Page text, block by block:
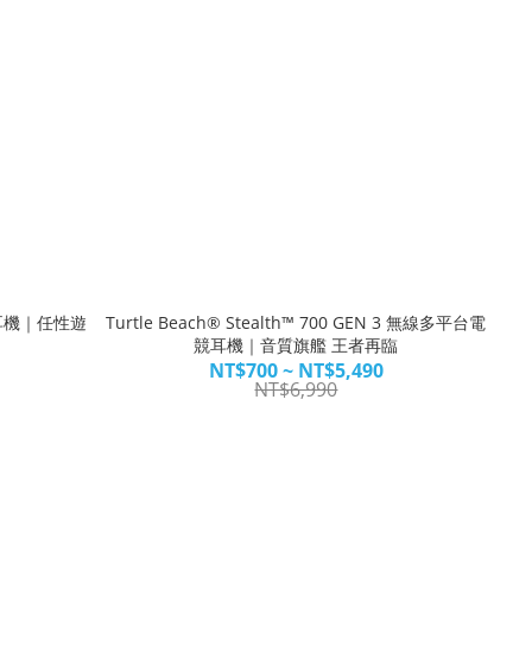
｜任性遊
Turtle Beach® Stealth™ 700 GEN 3 無線多平台電
競耳機｜音質旗艦 王者再臨
NT$700 ~ NT$5,490
NT$6,990